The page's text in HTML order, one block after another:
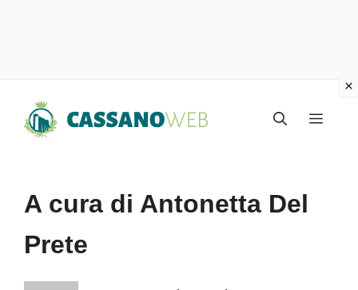
Menu
A cura di Antonetta Del
Prete